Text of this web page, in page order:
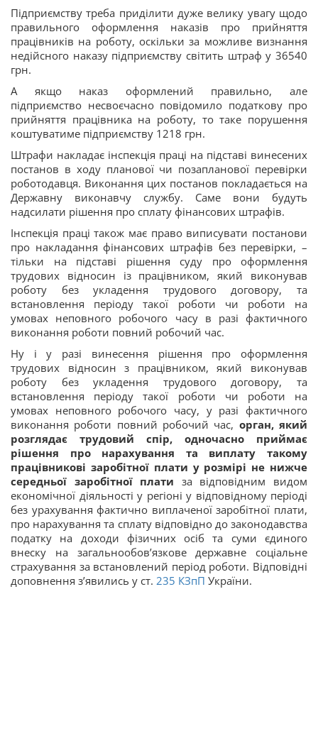
Підприємству треба приділити дуже велику увагу щодо
правильного оформлення наказів про прийняття
працівників на роботу, оскільки за можливе визнання
недійсного наказу підприємству світить штраф у 36540
грн.
А якщо наказ оформлений правильно, але
підприємство несвоєчасно повідомило податкову про
прийняття працівника на роботу, то таке порушення
коштуватиме підприємству 1218 грн.
Штрафи накладає інспекція праці на підставі винесених
постанов в ходу планової чи позапланової перевірки
роботодавця. Виконання цих постанов покладається на
Державну виконавчу службу. Саме вони будуть
надсилати рішення про сплату фінансових штрафів.
Інспекція праці також має право виписувати постанови
про накладання фінансових штрафів без перевірки, –
тільки на підставі рішення суду про оформлення
трудових відносин із працівником, який виконував
роботу без укладення трудового договору, та
встановлення періоду такої роботи чи роботи на
умовах неповного робочого часу в разі фактичного
виконання роботи повний робочий час.
Ну і у разі винесення рішення про оформлення
трудових відносин з працівником, який виконував
роботу без укладення трудового договору, та
встановлення періоду такої роботи чи роботи на
умовах неповного робочого часу, у разі фактичного
виконання роботи повний робочий час, орган, який
розглядає трудовий спір, одночасно приймає
рішення про нарахування та виплату такому
працівникові заробітної плати у розмірі не нижче
середньої заробітної плати за відповідним видом
економічної діяльності у регіоні у відповідному періоді
без урахування фактично виплаченої заробітної плати,
про нарахування та сплату відповідно до законодавства
податку на доходи фізичних осіб та суми єдиного
внеску на загальнообов’язкове державне соціальне
страхування за встановлений період роботи. Відповідні
доповнення з’явились у ст. 235 КЗпП України.